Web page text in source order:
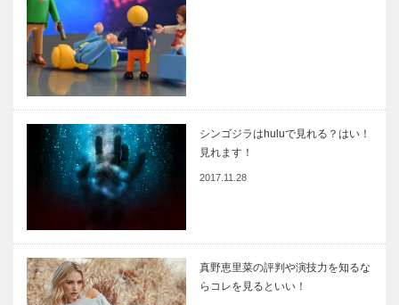
シンゴジラはhuluで見れる？はい！
見れます！
2017.11.28
真野恵里菜の評判や演技力を知るな
らコレを見るといい！